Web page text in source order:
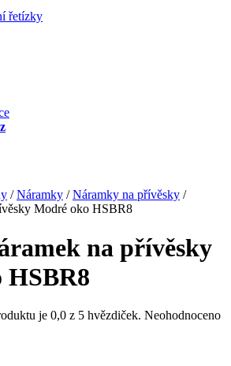
řetízky
/ Náramky / Náramky na přívěsky /
Modré oko HSBR8
na přívěsky
HSBR8
je 0,0 z 5 hvězdiček. Neohodnoceno